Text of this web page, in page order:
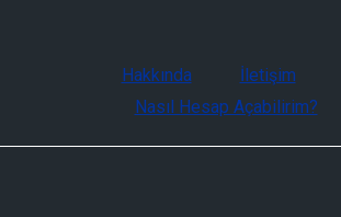
Hakkında İletişim
Nasıl Hesap Açabilirim?